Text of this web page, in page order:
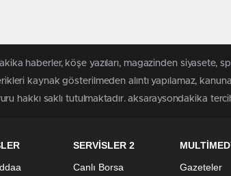
haberler, köşe yazıları, magazinden siyasete,
kaynak gösterilmeden alıntı yapılamaz,
hakkı saklı tutulmaktadır. aksaraysondakika
SERVİSLER 2
Canlı Borsa
Gazeteler